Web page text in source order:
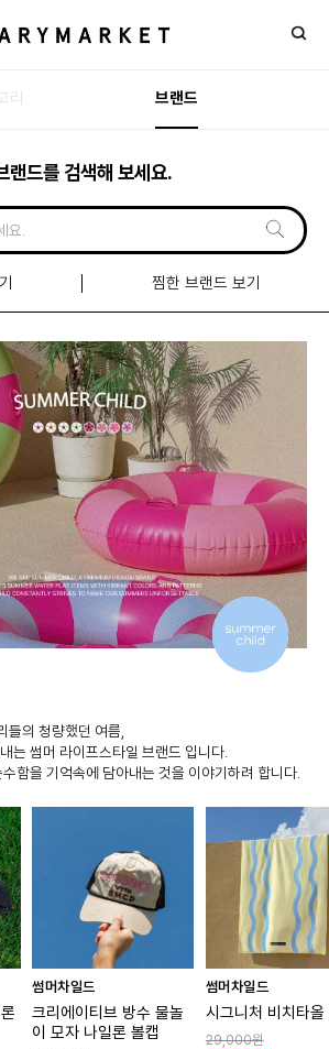
리 브랜드
랜드를 검색해 보세요.
찜한 브랜드 보기
의 청량했던 여름,
는 썸머 라이프스타일 브랜드 입니다.
함을 기억속에 담아내는 것을 이야기하려 합니다.
썸머차일드
크리에이티브 방수 물놀
이 모자 나일론 볼캡
썸머차일드
시그니처 비치타올
29,000원